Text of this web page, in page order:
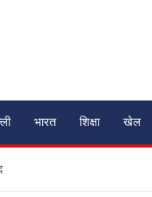
भारत शिक्षा खेल